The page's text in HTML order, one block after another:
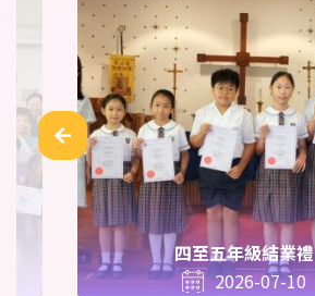
四至五年級結業禮
2026-07-10